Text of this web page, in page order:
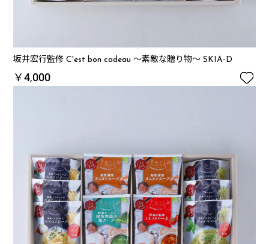
坂井宏行監修 C'est bon cadeau ～素敵な贈り物～ SKIA-D
￥4,000 